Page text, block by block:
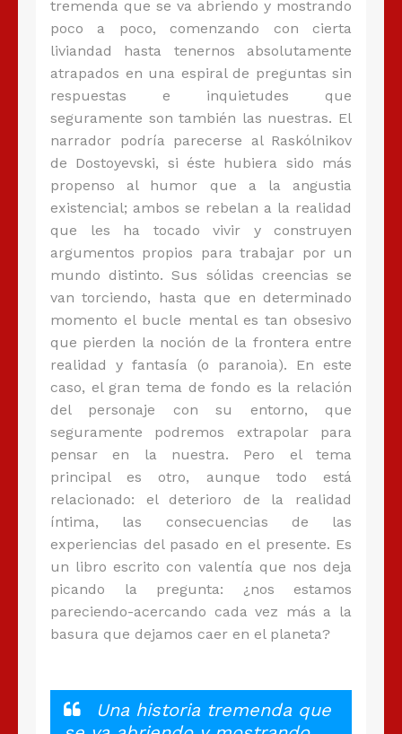
tremenda que se va abriendo y mostrando
poco a poco, comenzando con cierta
liviandad hasta tenernos absolutamente
atrapados en una espiral de preguntas sin
respuestas e inquietudes que
seguramente son también las nuestras. El
narrador podría parecerse al Raskólnikov
de Dostoyevski, si éste hubiera sido más
propenso al humor que a la angustia
existencial; ambos se rebelan a la realidad
que les ha tocado vivir y construyen
argumentos propios para trabajar por un
mundo distinto. Sus sólidas creencias se
van torciendo, hasta que en determinado
momento el bucle mental es tan obsesivo
que pierden la noción de la frontera entre
realidad y fantasía (o paranoia). En este
caso, el gran tema de fondo es la relación
del personaje con su entorno, que
seguramente podremos extrapolar para
pensar en la nuestra. Pero el tema
principal es otro, aunque todo está
relacionado: el deterioro de la realidad
íntima, las consecuencias de las
experiencias del pasado en el presente. Es
un libro escrito con valentía que nos deja
picando la pregunta: ¿nos estamos
pareciendo-acercando cada vez más a la
basura que dejamos caer en el planeta?
Una historia tremenda que